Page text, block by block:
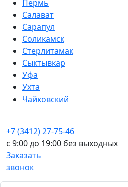
Пермь
Салават
Сарапул
Соликамск
Стерлитамак
Сыктывкар
Уфа
Ухта
Чайковский
+7 (3412) 27-75-46
c 9:00 до 19:00 без выходных
Заказать
звонок